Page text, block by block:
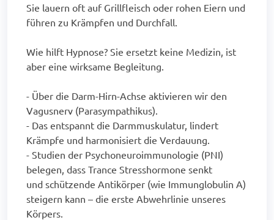
Sie lauern oft auf Grillfleisch oder rohen Eiern und
führen zu Krämpfen und Durchfall.
Wie hilft Hypnose? Sie ersetzt keine Medizin, ist
aber eine wirksame Begleitung.
- Über die Darm-Hirn-Achse aktivieren wir den
Vagusnerv (Parasympathikus).
- Das entspannt die Darmmuskulatur, lindert
Krämpfe und harmonisiert die Verdauung.
- Studien der Psychoneuroimmunologie (PNI)
belegen, dass Trance Stresshormone senkt
und schützende Antikörper (wie Immunglobulin A)
steigern kann – die erste Abwehrlinie unseres
Körpers.